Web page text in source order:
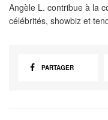
Angèle L. contribue à la
célébrités, showbiz et
PARTAGER